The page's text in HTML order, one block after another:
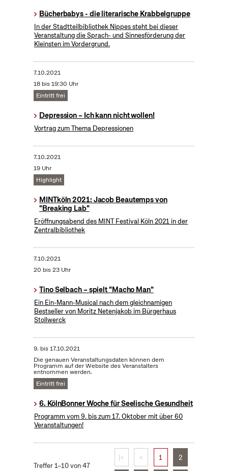
Bücherbabys - die literarische Krabbelgruppe
In der Stadtteilbibliothek Nippes steht bei dieser
Veranstaltung die Sprach- und Sinnesförderung der
Kleinsten im Vordergrund.
7.10.2021
18 bis 19:30 Uhr
Eintritt frei
Depression – Ich kann nicht wollen!
Vortrag zum Thema Depressionen
7.10.2021
19 Uhr
Highlight
MINTköln 2021: Jacob Beautemps von
"Breaking Lab"
Eröffnungsabend des MINT Festival Köln 2021 in der
Zentralbibliothek
7.10.2021
20 bis 23 Uhr
Tino Selbach – spielt "Macho Man"
Ein Ein-Mann-Musical nach dem gleichnamigen
Bestseller von Moritz Netenjakob im Bürgerhaus
Stollwerck
9. bis17.10.2021
Die genauen Veranstaltungsdaten können dem
Programm auf der Website des Veranstalters
entnommen werden.
Eintritt frei
6. KölnBonner Woche für Seelische Gesundheit
Programm vom 9. bis zum 17. Oktober mit über 60
Veranstaltungen!
Treffer 1–10 von 47
|< < 1 2